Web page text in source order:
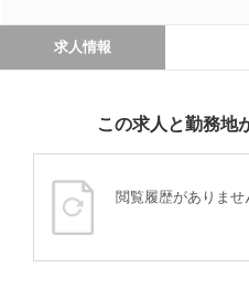
求人情報
この求人と勤務地
閲覧履歴がありませ